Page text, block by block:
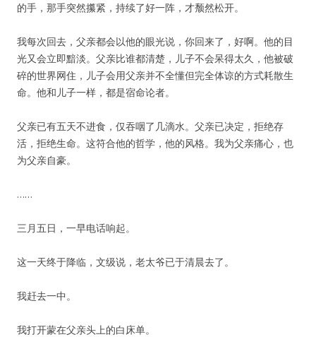
的手，那手突然攥紧，持续了好一阵，才颓然松开。
我每次回去，父亲都会以他的眼光说，你回来了，好啊。他的目
光又会立即黯淡。父亲比谁都清楚，儿子不会呆得太久，他被破
碎的世界网住，儿子会用父亲并不全懂但完全体谅的方式耗散生
命。他和儿子一样，都是宿命论者。
父亲已有五天不进食，仅吞咽了几滴水。父亲已决定，拒绝存
活，拒绝生命。这符合他的哲学，他的风格。我为父亲痛心，也
为父亲自豪。
……
三月五日，一早电话响起。
这一天终于降临，文级说，老太爷已于清晨去了。
我赶去一中。
我打开蒙在父亲头上的白床单。